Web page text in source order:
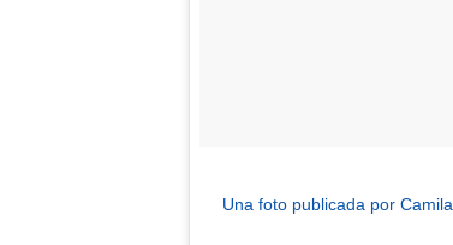
Una foto publicada por